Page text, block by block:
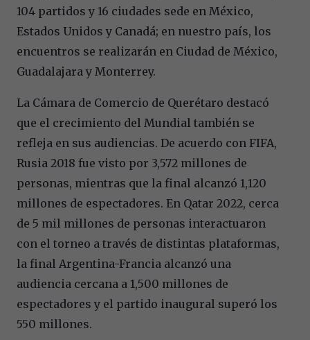
104 partidos y 16 ciudades sede en México,
Estados Unidos y Canadá; en nuestro país, los
encuentros se realizarán en Ciudad de México,
Guadalajara y Monterrey.
La Cámara de Comercio de Querétaro destacó
que el crecimiento del Mundial también se
refleja en sus audiencias. De acuerdo con FIFA,
Rusia 2018 fue visto por 3,572 millones de
personas, mientras que la final alcanzó 1,120
millones de espectadores. En Qatar 2022, cerca
de 5 mil millones de personas interactuaron
con el torneo a través de distintas plataformas,
la final Argentina-Francia alcanzó una
audiencia cercana a 1,500 millones de
espectadores y el partido inaugural superó los
550 millones.